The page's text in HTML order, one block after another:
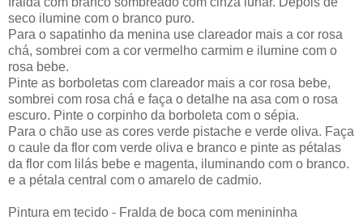
seco ilumine com o branco puro.
Para o sapatinho da menina use clareador mais a cor rosa
chá, sombrei com a cor vermelho carmim e ilumine com o
rosa bebe.
Pinte as borboletas com clareador mais a cor rosa bebe,
sombrei com rosa chá e faça o detalhe na asa com o rosa
escuro. Pinte o corpinho da borboleta com o sépia.
Para o chão use as cores verde pistache e verde oliva. Faça
o caule da flor com verde oliva e branco e pinte as pétalas
da flor com lilás bebe e magenta, iluminando com o branco.
e a pétala central com o amarelo de cadmio.
Pintura em tecido - Fralda de boca com menininha